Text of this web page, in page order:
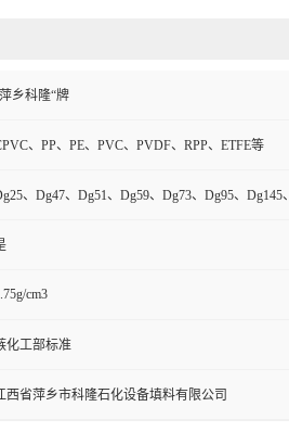
乡科隆“牌
、PP、PE、PVC、PVDF、RPP、ETFE等
、Dg47、Dg51、Dg59、Dg73、Dg95、Dg145、
cm3
化工部标准
西省萍乡市科隆石化设备填料有限公司